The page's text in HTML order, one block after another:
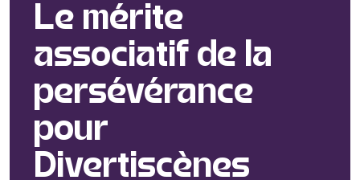
Le mérite
associatif de la
persévérance
pour
Divertiscènes